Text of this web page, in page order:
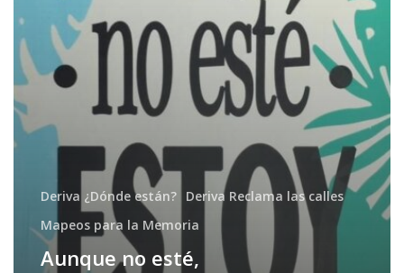
Deriva ¿Dónde están? Deriva Reclama las calles
Mapeos para la Memoria
Aunque no esté,